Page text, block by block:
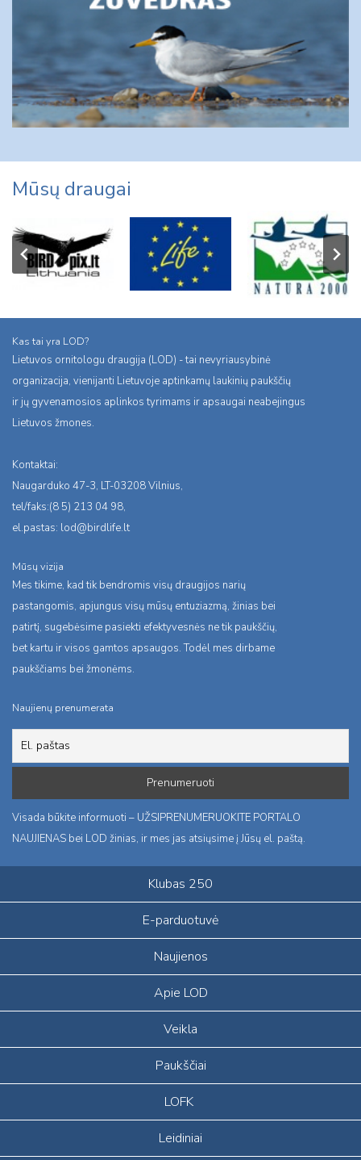
Mūsų draugai
Kas tai yra LOD?
Lietuvos ornitologu draugija (LOD) - tai nevyriausybinė
organizacija, vienijanti Lietuvoje aptinkamų laukinių paukščių
ir jų gyvenamosios aplinkos tyrimams ir apsaugai neabejingus
Lietuvos žmones.
Kontaktai:
Naugarduko 47-3, LT-03208 Vilnius,
tel/faks:(8 5) 213 04 98,
el.pastas: lod@birdlife.lt
Mūsų vizija
Mes tikime, kad tik bendromis visų draugijos narių
pastangomis, apjungus visų mūsų entuziazmą, žinias bei
patirtį, sugebėsime pasiekti efektyvesnės ne tik paukščių,
bet kartu ir visos gamtos apsaugos. Todėl mes dirbame
paukščiams bei žmonėms.
Naujienų prenumerata
Visada būkite informuoti – UŽSIPRENUMERUOKITE PORTALO
NAUJIENAS bei LOD žinias, ir mes jas atsiųsime į Jūsų el. paštą.
Klubas 250
E-parduotuvė
Naujienos
Apie LOD
Veikla
Paukščiai
LOFK
Leidiniai